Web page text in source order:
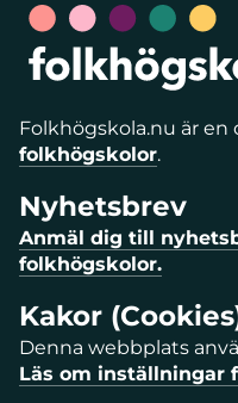
Folkhögskola.nu är en
folkhögskolor.
Nyhetsbrev
Anmäl dig till
folkhögskolor.
Kakor
Denna webbplats
Läs om inställningar